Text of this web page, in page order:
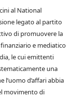
al National
legato al partito
di promuovere la
e mediatico
le cui emittenti
una
l’uomo d’affari abbia
movimento di